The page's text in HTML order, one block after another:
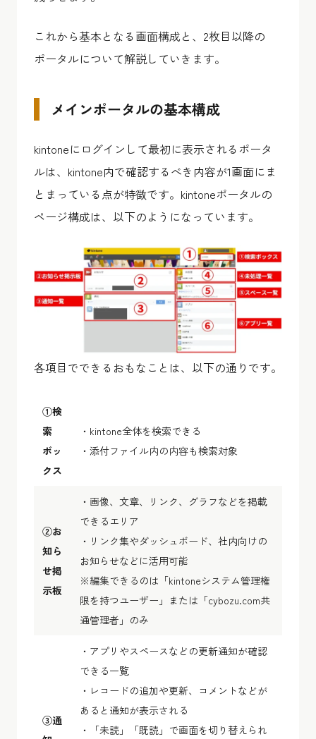
これから基本となる画面構成と、2枚目以降の
ポータルについて解説していきます。
メインポータルの基本構成
kintoneにログインして最初に表示されるポータ
ルは、kintone内で確認するべき内容が1画面にま
とまっている点が特徴です。kintoneポータルの
ページ構成は、以下のようになっています。
各項目でできるおもなことは、以下の通りです。
①検
索
ボッ
クス
・kintone全体を検索できる
・添付ファイル内の内容も検索対象
②お
知ら
せ掲
示板
・画像、文章、リンク、グラフなどを掲載
できるエリア
・リンク集やダッシュボード、社内向けの
お知らせなどに活用可能
※編集できるのは「kintoneシステム管理権
限を持つユーザー」または「cybozu.com共
通管理者」のみ
③通
・アプリやスペースなどの更新通知が確認
できる一覧
・レコードの追加や更新、コメントなどが
あると通知が表示される
・「未読」「既読」で画面を切り替えられ